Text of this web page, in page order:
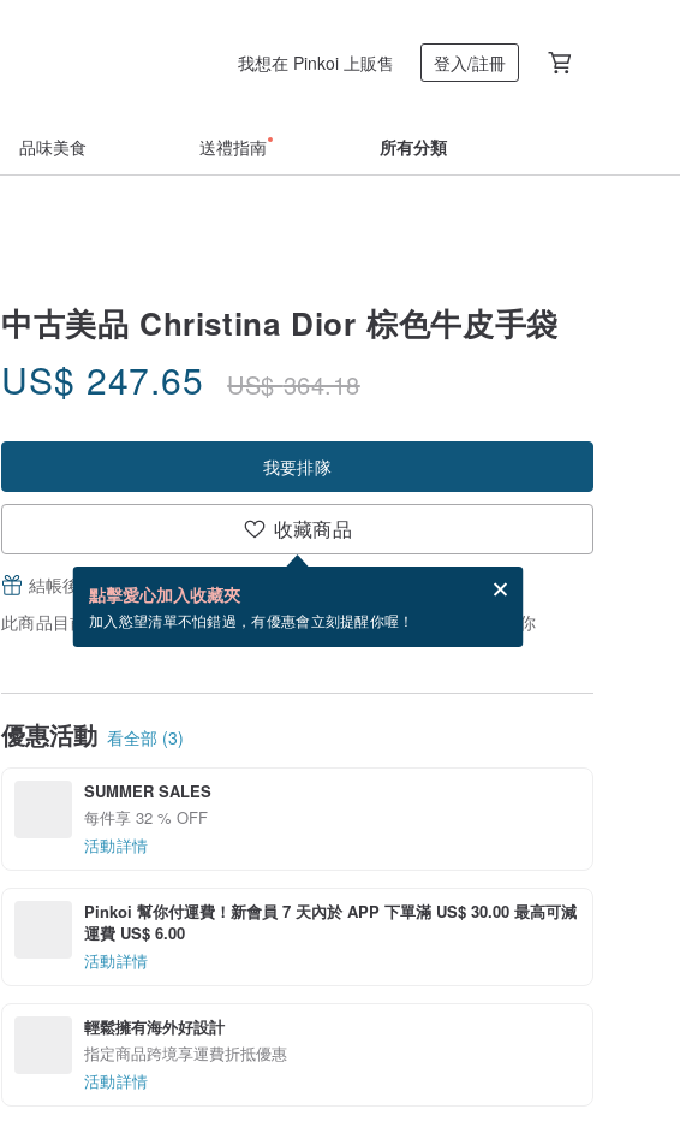
我想在 Pinkoi 上販售 登入/註冊
品味美食 送禮指南 所有分類
中古美品 Christina Dior 棕色牛皮手袋
US$ 247.65 US$364.18
我要排隊
收藏商品
點擊愛心加入收藏夾
加入慾望清單不怕錯過，有優惠會立刻提醒你喔！
結帳後填寫並分享，免費幫你寄送電子賀卡。
電子賀卡是什麼？
此商品目前沒現貨，你可以按「我要排隊」，當有貨會主動發信通知你
優惠活動 看全部 (3)
SUMMER SALES
每件享 32 % OFF
活動詳情
Pinkoi 幫你付運費！新會員 7 天內於 APP 下單滿 US$ 30.00 最高可減
運費 US$ 6.00
活動詳情
輕鬆擁有海外好設計
指定商品跨境享運費折抵優惠
活動詳情